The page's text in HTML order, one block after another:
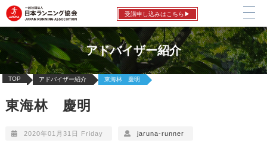
受講申し込みはこちら▶
アドバイザー紹介
TOP アドバイザー紹介 東海林 慶明
東海林 慶明
2020年01月31日 Friday jaruna-runner